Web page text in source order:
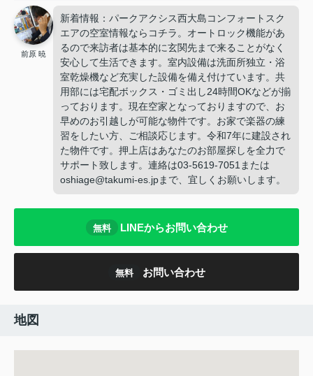
前原 暁
新着情報：パークアクシス西大島コンフォートスク
エアの空室情報ならコチラ。オートロック機能があ
るので来訪者は基本的に玄関先まで来ることがなく
安心して生活できます。室内設備は洗面所独立・浴
室乾燥機など充実した設備を備え付けています。共
用部には宅配ボックス・ゴミ出し24時間OKなどが揃
っております。現在空家となっておりますので、お
早めのお引越しが可能な物件です。お家で楽器の練
習をしたい方、ご相談応じます。令和7年に建設され
た物件です。押上店はあなたのお部屋探しを全力で
サポート致します。連絡は03-5619-7051または
oshiage@takumi-es.jpまで、宜しくお願いします。
無料 LINEからお問い合わせ
無料 お問い合わせ
地図